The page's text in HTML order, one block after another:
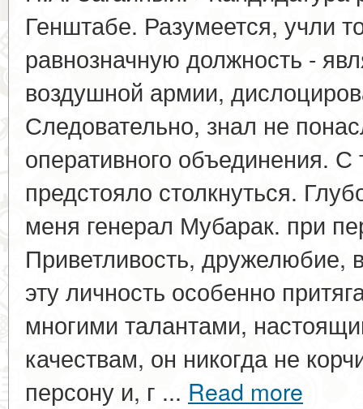
Генштабе. Разумеется, учли
равнозначную должность -
воздушной армии,
Следовательно, знал не
оперативного объединения.
предстояло столкнуться.
меня генерал Мубарак. при
Приветливость, дружелюбие,
эту личность особенно
многими талантами,
качествам, он никогда не
персону и, г ... Read more